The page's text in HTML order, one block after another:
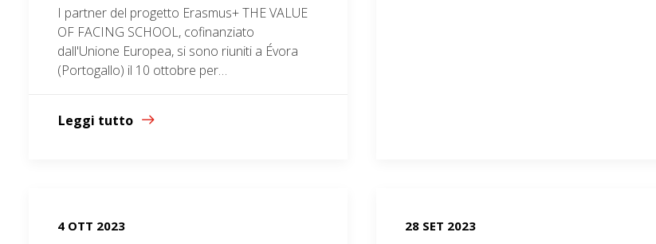
I partner del progetto Erasmus+ THE VALUE
OF FACING SCHOOL, cofinanziato
dall'Unione Europea, si sono riuniti a Évora
(Portogallo) il 10 ottobre per…
Leggi tutto
4 OTT 2023 28 SET 2023